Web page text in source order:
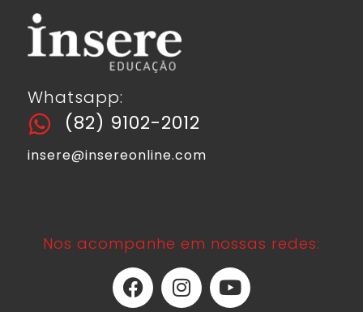
Whatsapp:
(82) 9102-2012
insere@insereonline.com
Nos acompanhe em nossas redes: